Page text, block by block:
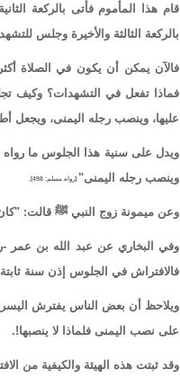
قام هذا المأموم فأتى بالركعة
بالركعة الثالثة والأخيرة وجلس
فالآن يمكن أن يكون في الصلاة
فماذا تفعل في التشهدات؟ وكيف
عليها، وينصب رجله اليمنى، ويجعل
ويدل على سنية هذا الجلوس ما
وينصب رجله اليمنى" [رواه مسلم: 498].
وعن ميمونة زوج النبي ﷺ قالت:
وفي البخاري عن عبد الله بن عمر
فالافتراش في الجلوس إذن سنة
ويلاحظ أن بعض الناس يفترش
على نصب اليمنى فلماذا لا ينصبها!.
وقد ثبتت هذه الهيئة والكيفية من